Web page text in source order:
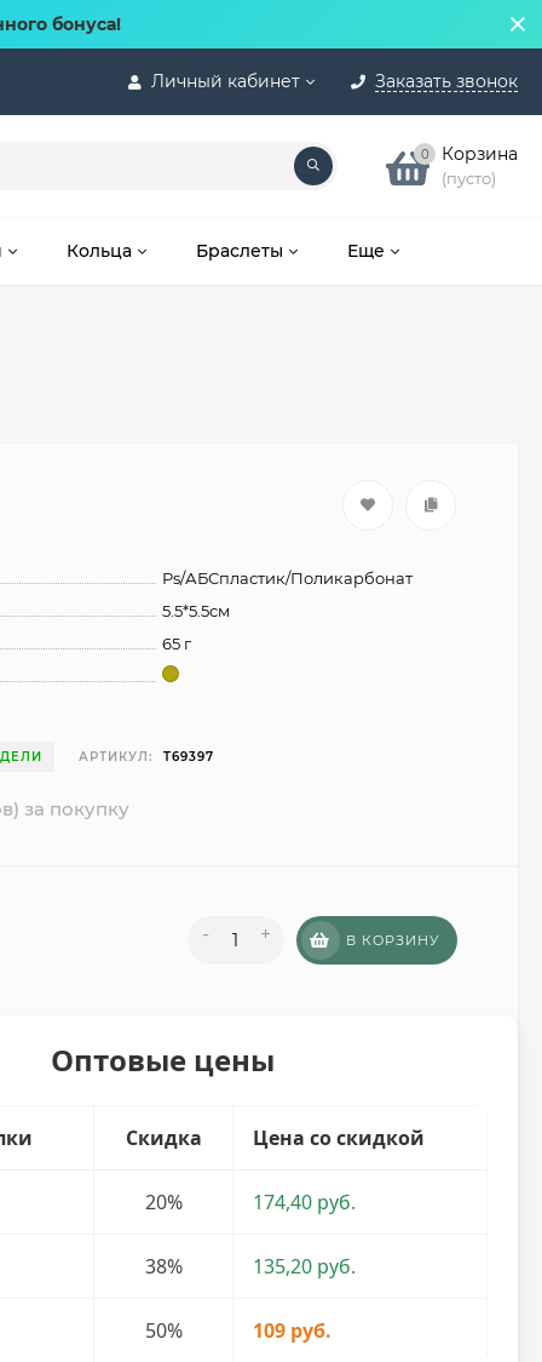
бонуса!
Личный кабинет Заказать звонок
0 Корзина
(пусто)
Кольца Браслеты Еще
Ps/АБСпластик/Поликарбонат
5.5*5.5см
65 г
АРТИКУЛ: T69397
за покупку
- + В КОРЗИНУ
Оптовые цены
Скидка Цена со скидкой
20% 174,40 руб.
38% 135,20 руб.
50% 109 руб.